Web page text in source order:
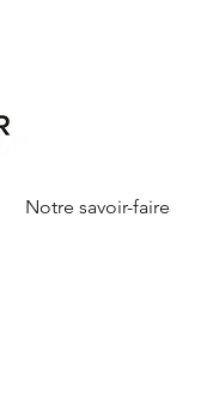
Notre savoir-faire